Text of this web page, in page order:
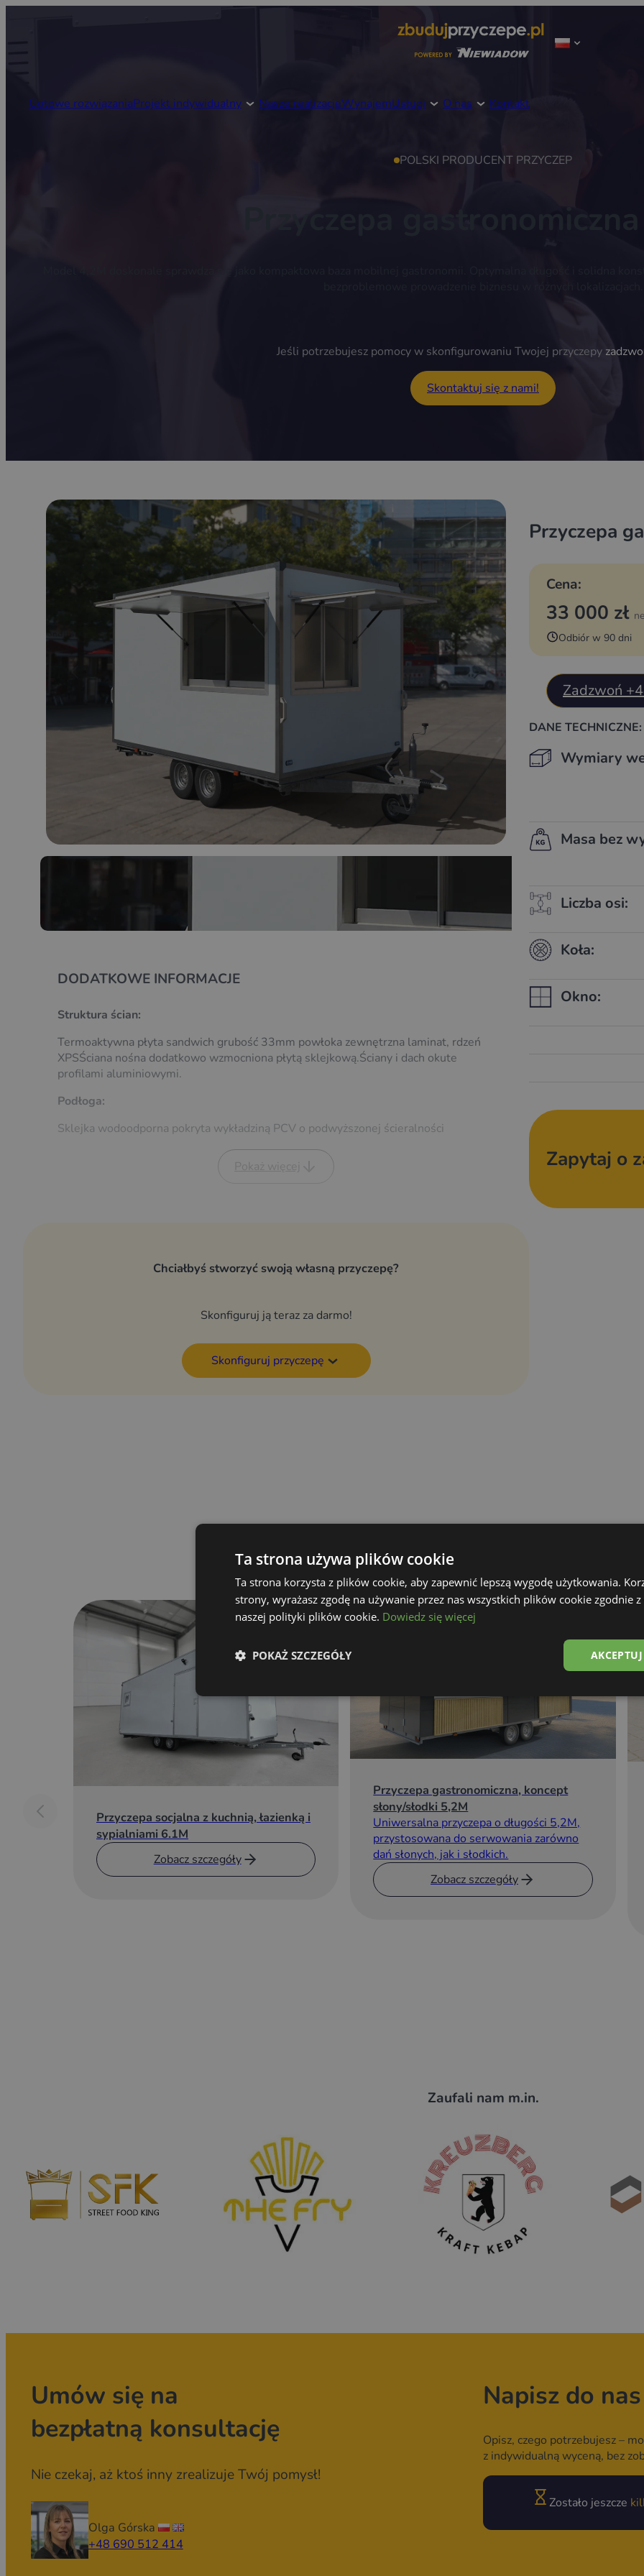
Gotowe rozwiązaniaProjekt indywidualny Nasze realizacjeWynajemUsługi O nas Kontakt
POLSKI PRODUCENT PRZYCZEP
Jeśli potrzebujesz pomocy w skonfigurowaniu Twojej przyczepy
Skontaktuj się z nami!
DODATKOWE INFORMACJE
Struktura ścian:
Termoaktywna płyta sandwich grubość 33mm powłoka zewnętrzna laminat, rdzeń
XPSŚciana nośna dodatkowo wzmocniona płytą sklejkową.Ściany i dach okute
profilami aluminiowymi.
Podłoga:
Sklejka wodoodporna pokryta wykładziną PCV o podwyższonej ścieralności
Klucz do podpór
40 590 złotych.
Opcjonalnie możliwość: zabudowy meblowej, podłączeń hydraulicznych, instalacji
Pokaż więcej
Chciałbyś stworzyć swoją własną przyczepę?
Skonfiguruj ją teraz za darmo!
Skonfiguruj przyczepę
Przyczepa
Cena:
33 000 zł
Odbiór w 90 dni
Zadzwoń
DANE TECHNICZNE:
Wymiary
Masa bez
Liczba osi:
Koła:
Okno:
Zapytaj o
Zobacz inne gotowe przyczepy
Przyczepa socjalna z kuchnią, łazienką i
sypialniami 6.1M
Zobacz szczegóły
Przyczepa gastronomiczna, koncept
słony/słodki 5,2M
Uniwersalna przyczepa o długości 5,2M,
przystosowana do serwowania zarówno
dań słonych, jak i słodkich.
Zobacz szczegóły
Zaufali nam m.in.
Umów się na
bezpłatną konsultację
Nie czekaj, aż ktoś inny zrealizuje Twój pomysł!
Olga Górska
+48 690 512 414
Napisz do nas
Opisz, czego potrzebujesz –
z indywidualną wyceną, bez
Zostało jeszcze
Ta strona używa plików cookie
Ta strona korzysta z plików cookie, aby zapewnić lepszą wygodę użytkowania.
strony, wyrażasz zgodę na używanie przez nas wszystkich plików cookie zgodnie
naszej polityki plików cookie. Dowiedz się więcej
POKAŻ SZCZEGÓŁY